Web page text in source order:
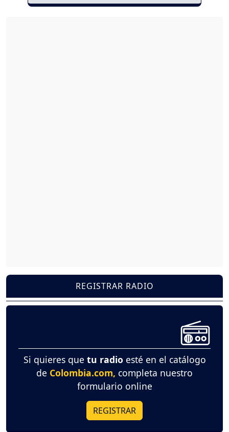
REGISTRAR RADIO
Si quieres que tu radio esté en el catálogo
de Colombia.com, completa nuestro
formulario online
REGISTRAR